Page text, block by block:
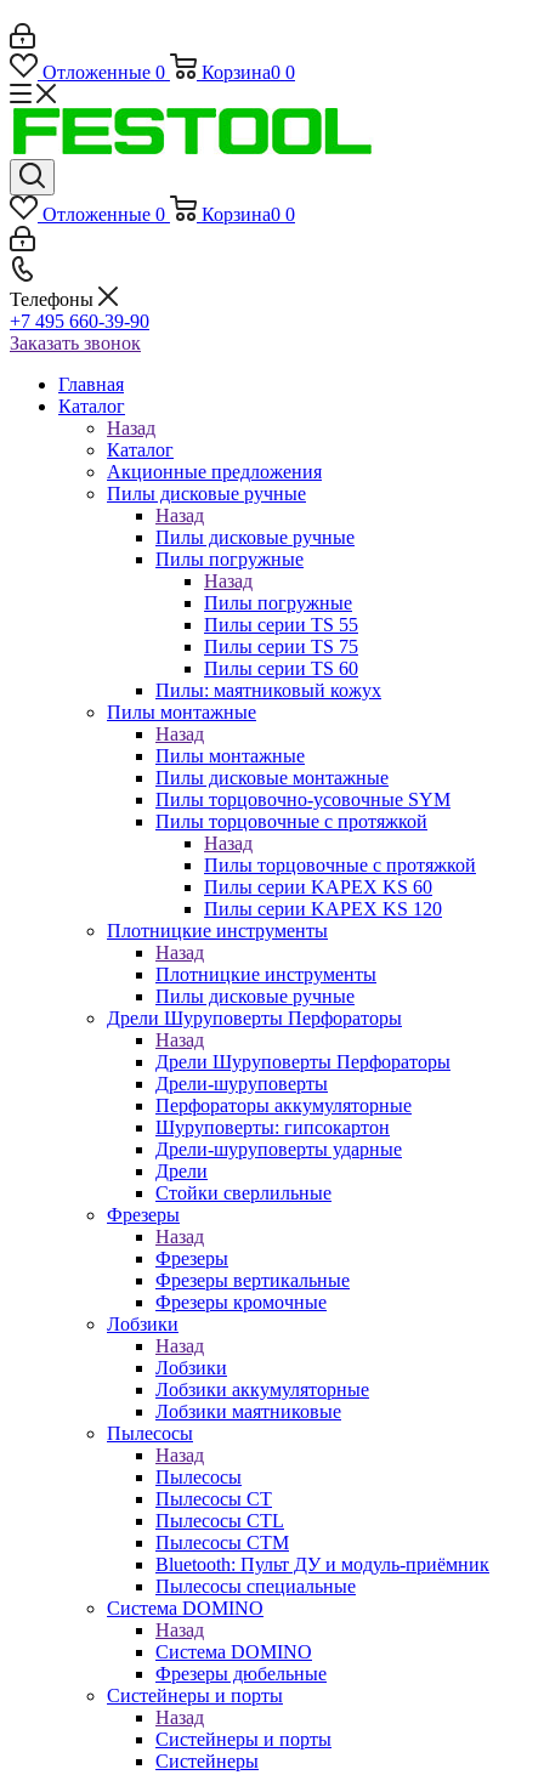
Отложенные 0 Корзина0 0
Отложенные 0 Корзина0 0
Телефоны
+7 495 660-39-90
Заказать звонок
Главная
Каталог
Назад
Каталог
Акционные предложения
Пилы дисковые ручные
Назад
Пилы дисковые ручные
Пилы погружные
Назад
Пилы погружные
Пилы серии TS 55
Пилы серии TS 75
Пилы серии TS 60
Пилы: маятниковый кожух
Пилы монтажные
Назад
Пилы монтажные
Пилы дисковые монтажные
Пилы торцовочно-усовочные SYM
Пилы торцовочные с протяжкой
Назад
Пилы торцовочные с протяжкой
Пилы серии KAPEX KS 60
Пилы серии KAPEX KS 120
Плотницкие инструменты
Назад
Плотницкие инструменты
Пилы дисковые ручные
Дрели Шуруповерты Перфораторы
Назад
Дрели Шуруповерты Перфораторы
Дрели-шуруповерты
Перфораторы аккумуляторные
Шуруповерты: гипсокартон
Дрели-шуруповерты ударные
Дрели
Стойки сверлильные
Фрезеры
Назад
Фрезеры
Фрезеры вертикальные
Фрезеры кромочные
Лобзики
Назад
Лобзики
Лобзики аккумуляторные
Лобзики маятниковые
Пылесосы
Назад
Пылесосы
Пылесосы CT
Пылесосы CTL
Пылесосы CTM
Bluetooth: Пульт ДУ и модуль-приёмник
Пылесосы специальные
Система DOMINO
Назад
Система DOMINO
Фрезеры дюбельные
Систейнеры и порты
Назад
Систейнеры и порты
Систейнеры